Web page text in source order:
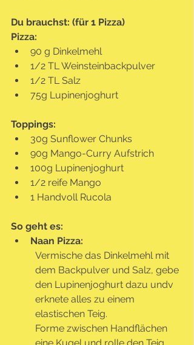
Du brauchst: (für 1 Pizza)
Pizza:
90 g Dinkelmehl
1/2 TL Weinsteinbackpulver
1/2 TL Salz
75g Lupinenjoghurt
Toppings:
30g Sunflower Chunks
90g Mango-Curry Aufstrich
100g Lupinenjoghurt
1/2 reife Mango
1 Handvoll Rucola
So geht es:
Naan Pizza:
Vermische das Dinkelmehl mit
dem Backpulver und Salz, gebe
den Lupinenjoghurt dazu undv
erknete alles zu einem
elastischen Teig.
Forme zwischen Handflächen